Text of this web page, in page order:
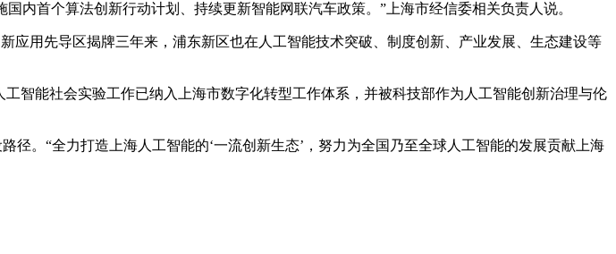
内首个算法创新行动计划、持续更新智能网联汽车政策。”上海市经信委相关负责人说。
用先导区揭牌三年来，浦东新区也在人工智能技术突破、制度创新、产业发展、生态建设等
智能社会实验工作已纳入上海市数字化转型工作体系，并被科技部作为人工智能创新治理与伦
径。“全力打造上海人工智能的‘一流创新生态’，努力为全国乃至全球人工智能的发展贡献上海